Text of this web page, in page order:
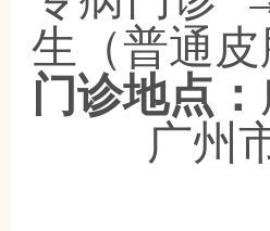
生（普通
门诊地点：
广州